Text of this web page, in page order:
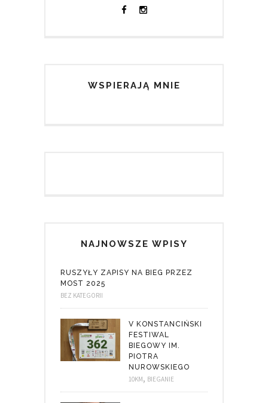
WSPIERAJĄ MNIE
NAJNOWSZE WPISY
RUSZYŁY ZAPISY NA BIEG PRZEZ
MOST 2025
BEZ KATEGORII
V KONSTANCIŃSKI
FESTIWAL
BIEGOWY IM.
PIOTRA
NUROWSKIEGO
10KM, BIEGANIE